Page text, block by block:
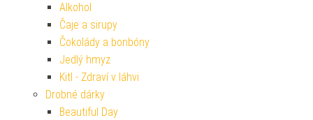
Alkohol
Čaje a sirupy
Čokolády a bonbóny
Jedlý hmyz
Kitl - Zdraví v láhvi
Drobné dárky
Beautiful Day